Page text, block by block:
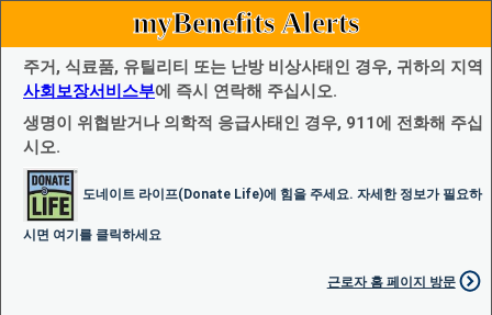
myBenefits Alerts
주거, 식료품, 유틸리티 또는 난방 비상사태인 경우, 귀하의 지역
사회보장서비스부에 즉시 연락해 주십시오.
생명이 위협받거나 의학적 응급사태인 경우, 911에 전화해 주십
시오.
도네이트 라이프(Donate Life)에 힘을 주세요. 자세한 정보가 필요하
시면 여기를 클릭하세요
근로자 홈 페이지 방문